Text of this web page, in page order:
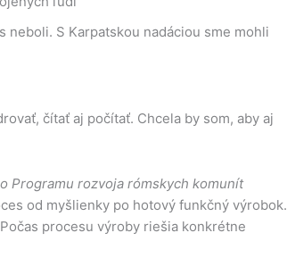
neboli. S Karpatskou nadáciou sme mohli
čítať aj počítať. Chcela by som, aby aj
Programu rozvoja rómskych komunít
od myšlienky po hotový funkčný výrobok.
procesu výroby riešia konkrétne